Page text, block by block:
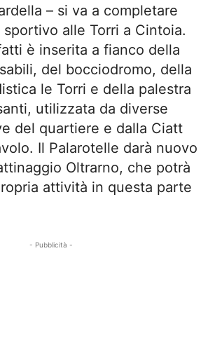
– si va a completare
alle Torri a Cintoia.
è inserita a fianco della
del bocciodromo, della
le Torri e della palestra
utilizzata da diverse
del quartiere e dalla Ciatt
Il Palarotelle darà nuovo
Oltrarno, che potrà
attività in questa parte
- Pubblicità -